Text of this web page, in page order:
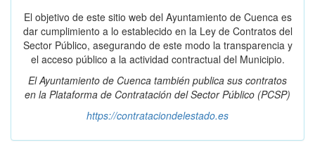
El objetivo de este sitio web del Ayuntamiento de Cuenca es
dar cumplimiento a lo establecido en la Ley de Contratos del
Sector Público, asegurando de este modo la transparencia y
el acceso público a la actividad contractual del Municipio.
El Ayuntamiento de Cuenca también publica sus contratos
en la Plataforma de Contratación del Sector Público (PCSP)
https://contrataciondelestado.es